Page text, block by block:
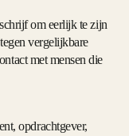
om eerlijk te zijn
vergelijkbare
met mensen die
opdrachtgever,